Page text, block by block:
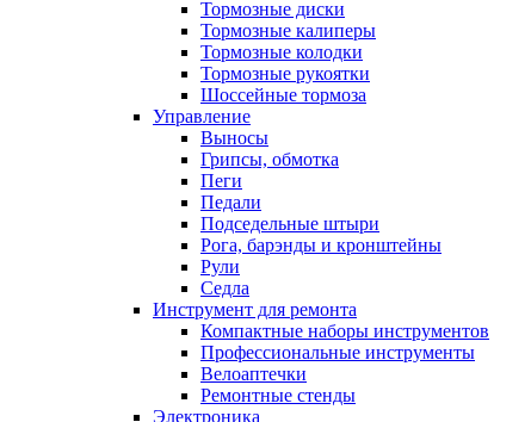
Тормозные диски
Тормозные калиперы
Тормозные колодки
Тормозные рукоятки
Шоссейные тормоза
Управление
Выносы
Грипсы, обмотка
Пеги
Педали
Подседельные штыри
Рога, барэнды и кронштейны
Рули
Седла
Инструмент для ремонта
Компактные наборы инструментов
Профессиональные инструменты
Велоаптечки
Ремонтные стенды
Электроника